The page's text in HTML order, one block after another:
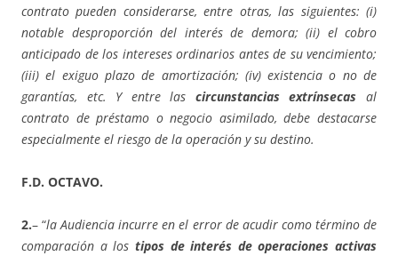
contrato pueden considerarse, entre otras, las siguientes: (i)
notable desproporción del interés de demora; (ii) el cobro
anticipado de los intereses ordinarios antes de su vencimiento;
(iii) el exiguo plazo de amortización; (iv) existencia o no de
garantías, etc. Y entre las circunstancias extrínsecas al
contrato de préstamo o negocio asimilado, debe destacarse
especialmente el riesgo de la operación y su destino.
F.D. OCTAVO.
2.– “la Audiencia incurre en el error de acudir como término de
comparación a los tipos de interés de operaciones activas